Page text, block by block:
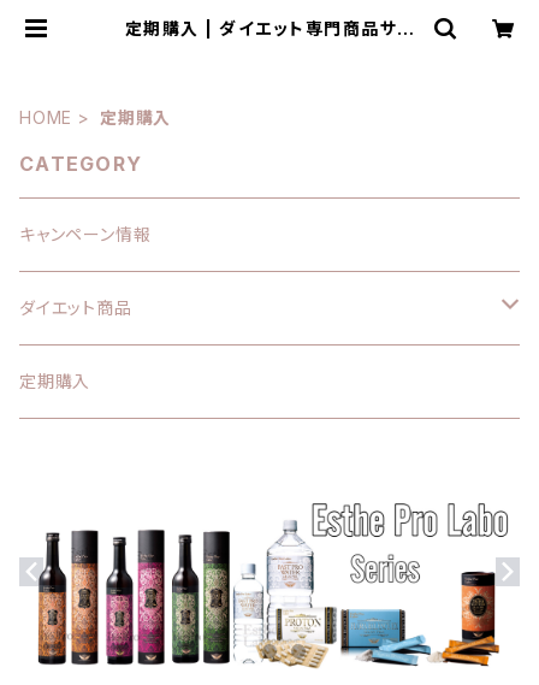
定期購入 | ダイエット専門商品サイ
HOME 定期購入
CATEGORY
キャンペーン情報
ダイエット商品
エステプロラボ
ダイエット食品
セット割引商品
バストアップクリーム
セット割引商品
定期購入